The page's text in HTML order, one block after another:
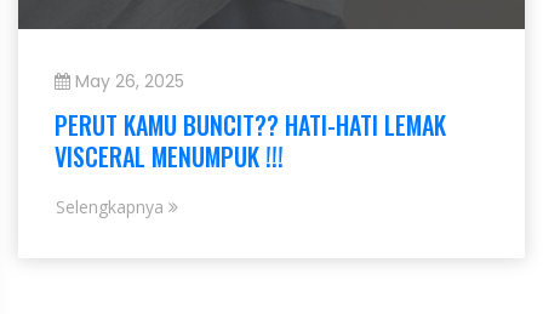
May 26, 2025
PERUT KAMU BUNCIT?? HATI-HATI LEMAK
VISCERAL MENUMPUK !!!
Selengkapnya